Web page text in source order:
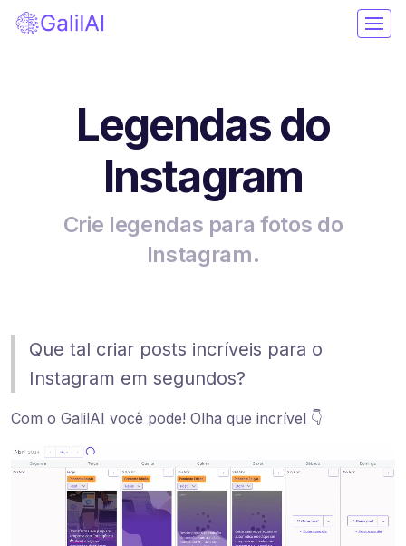
Legendas do
Instagram
Crie legendas para fotos do
Instagram.
Que tal criar posts incríveis para o
Instagram em segundos?
Com o GalilAI você pode! Olha que incrível 👇